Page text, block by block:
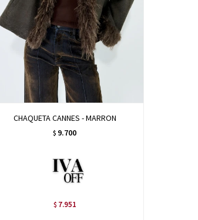
CHAQUETA CANNES - MARRON
$ 9.700
$ 7.951